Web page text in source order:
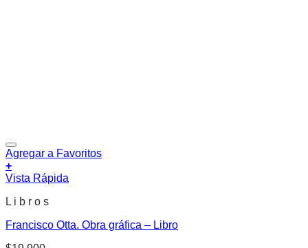
Agregar a Favoritos
+
Vista Rápida
L i b r o s
Francisco Otta. Obra gráfica – Libro